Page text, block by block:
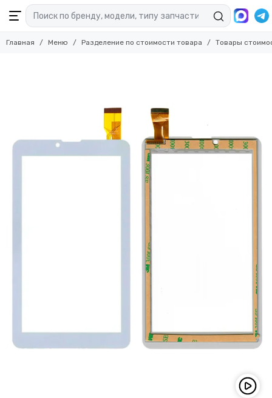
Главная Меню Разделение по стоимости товара Товары